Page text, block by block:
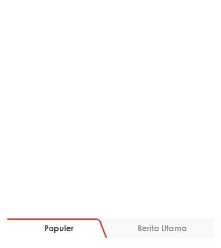
Populer Berita Utama